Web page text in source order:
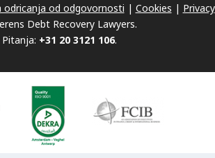
odricanja od odgovornosti | Cookies | Privacy
Debt Recovery Lawyers.
Pitanja: +31 20 3121 106.